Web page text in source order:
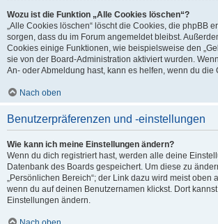
Wozu ist die Funktion „Alle Cookies löschen“?
„Alle Cookies löschen“ löscht die Cookies, die phpBB
sorgen, dass du im Forum angemeldet bleibst.
Cookies einige Funktionen, wie beispielsweise den
sie von der Board-Administration aktiviert wurden.
An- oder Abmeldung hast, kann es helfen, wenn du die
Nach oben
Benutzerpräferenzen und -einstellungen
Wie kann ich meine Einstellungen ändern?
Wenn du dich registriert hast, werden alle deine
Datenbank des Boards gespeichert. Um diese zu
„Persönlichen Bereich“; der Link dazu wird meist oben
wenn du auf deinen Benutzernamen klickst. Dort
Einstellungen ändern.